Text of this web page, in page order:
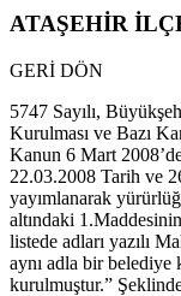
Millî Birlik
Günü
kapsamında
anma
programının
takvimini
açıkladı. "İrade
Bizim, Vatan
Bizim"
temasıyla
etkinlikler, 15-
ATAŞEHİR
GERİ DÖN
5747 Sayılı,
Kurulması ve Bazı
Kanun 6 Mart
22.03.2008 Tarih ve
yayımlanarak
altındaki
listede adları yazılı
aynı adla bir
kurulmuştur.”